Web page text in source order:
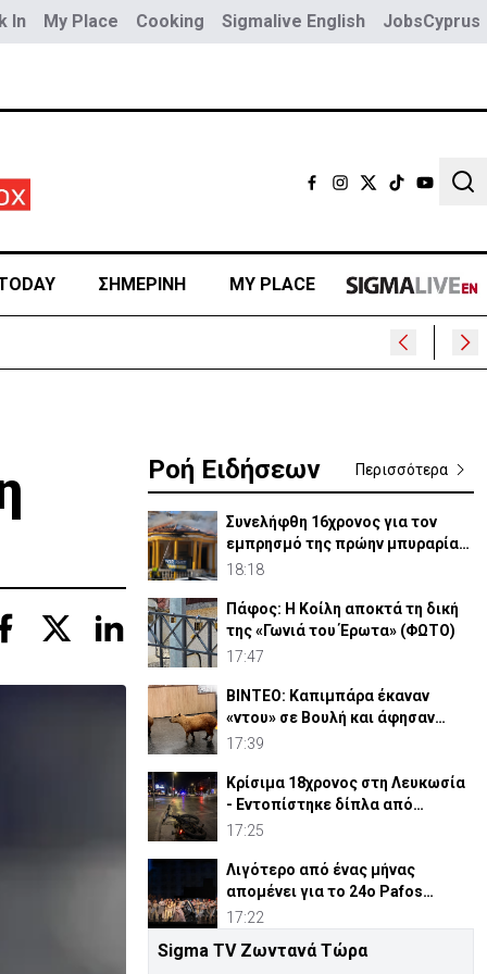
In My Place Cooking Sigmalive English JobsCyprus
ΣΗΜΕΡΙΝΗ MY PLACE
Ροή Ειδήσεων Περισσότερα
Συνελήφθη 16χρονος για τον
εμπρησμό της πρώην μπυραρίας
Corner στη Λευκωσία
18:18
Πάφος: Η Κοίλη αποκτά τη δική
της «Γωνιά του Έρωτα» (ΦΩΤΟ)
17:47
ΒΙΝΤΕΟ: Καπιμπάρα έκαναν
«ντου» σε Βουλή και άφησαν
άφωνους βουλευτές
17:39
Κρίσιμα 18χρονος στη Λευκωσία
- Εντοπίστηκε δίπλα από
ηλεκτρικό ποδήλατο
17:25
Λιγότερο από ένας μήνας
απομένει για το 24ο Pafos
Aphrodite Festival
17:22
Ρέθυμνο: Συγκλονίζει ο
Sigma TV Ζωντανά Τώρα